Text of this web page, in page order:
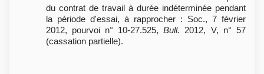
du contrat de travail à durée indéterminée pendant
la période d'essai, à rapprocher : Soc., 7 février
2012, pourvoi n° 10-27.525,Bull. 2012, V, n° 57
(cassation partielle).